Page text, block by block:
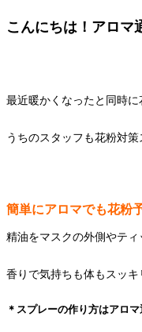
こんにちは！アロマ
最近暖かくなったと同時
うちのスタッフも花粉対
簡単にアロマでも花粉
精油をマスクの外側やティ
香りで気持ちも体もスッキ
＊スプレーの作り方はアロ